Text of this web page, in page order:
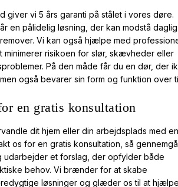
giver vi 5 års garanti på stålet i vores døre.
en pålidelig løsning, der kan modstå daglig
Vi kan også hjælpe med
minimerer risikoen for slør, skævheder eller
På den måde får du en dør, der
også bevarer sin form og funktion over
en gratis konsultation
dit hjem eller din arbejdsplads med en
os for en gratis konsultation, så
udarbejder et forslag, der opfylder både
behov. Vi brænder for at skabe
løsninger og glæder os til at